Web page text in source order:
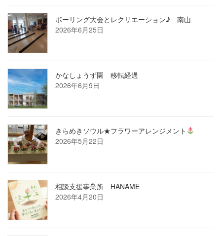
ボーリング大会とレクリエーション♪ 南山
2026年6月25日
かなしょうず園 移転経過
2026年6月9日
きらめきソウル★フラワーアレンジメント
2026年5月22日
相談支援事業所 HANAME
2026年4月20日